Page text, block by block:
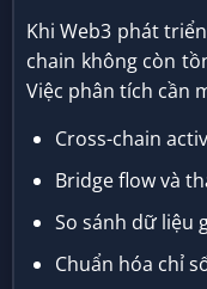
Khi Web3 phát
chain không còn
Việc phân tích cần
Cross-chain
Bridge flow và
So sánh dữ liệu
Chuẩn hóa chỉ